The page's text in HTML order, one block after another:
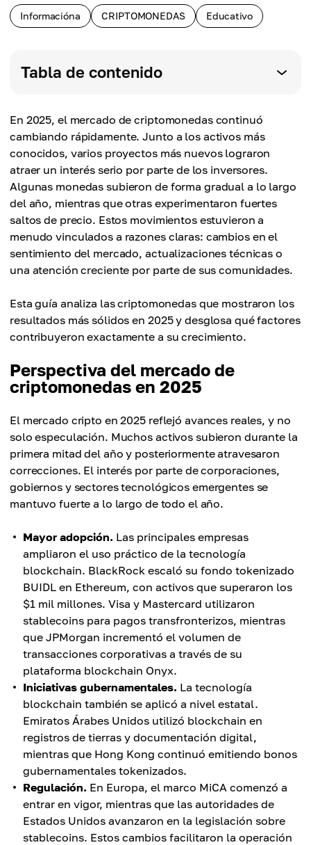
Informacióna CRIPTOMONEDAS Educativo
Tabla de contenido
En 2025, el mercado de criptomonedas continuó
cambiando rápidamente. Junto a los activos más
conocidos, varios proyectos más nuevos lograron
atraer un interés serio por parte de los inversores.
Algunas monedas subieron de forma gradual a lo largo
del año, mientras que otras experimentaron fuertes
saltos de precio. Estos movimientos estuvieron a
menudo vinculados a razones claras: cambios en el
sentimiento del mercado, actualizaciones técnicas o
una atención creciente por parte de sus comunidades.
Esta guía analiza las criptomonedas que mostraron los
resultados más sólidos en 2025 y desglosa qué factores
contribuyeron exactamente a su crecimiento.
Perspectiva del mercado de
criptomonedas en 2025
El mercado cripto en 2025 reflejó avances reales, y no
solo especulación. Muchos activos subieron durante la
primera mitad del año y posteriormente atravesaron
correcciones. El interés por parte de corporaciones,
gobiernos y sectores tecnológicos emergentes se
mantuvo fuerte a lo largo de todo el año.
Mayor adopción. Las principales empresas
ampliaron el uso práctico de la tecnología
blockchain. BlackRock escaló su fondo tokenizado
BUIDL en Ethereum, con activos que superaron los
$1 mil millones. Visa y Mastercard utilizaron
stablecoins para pagos transfronterizos, mientras
que JPMorgan incrementó el volumen de
transacciones corporativas a través de su
plataforma blockchain Onyx.
Iniciativas gubernamentales. La tecnología
blockchain también se aplicó a nivel estatal.
Emiratos Árabes Unidos utilizó blockchain en
registros de tierras y documentación digital,
mientras que Hong Kong continuó emitiendo bonos
gubernamentales tokenizados.
Regulación. En Europa, el marco MiCA comenzó a
entrar en vigor, mientras que las autoridades de
Estados Unidos avanzaron en la legislación sobre
stablecoins. Estos cambios facilitaron la operación